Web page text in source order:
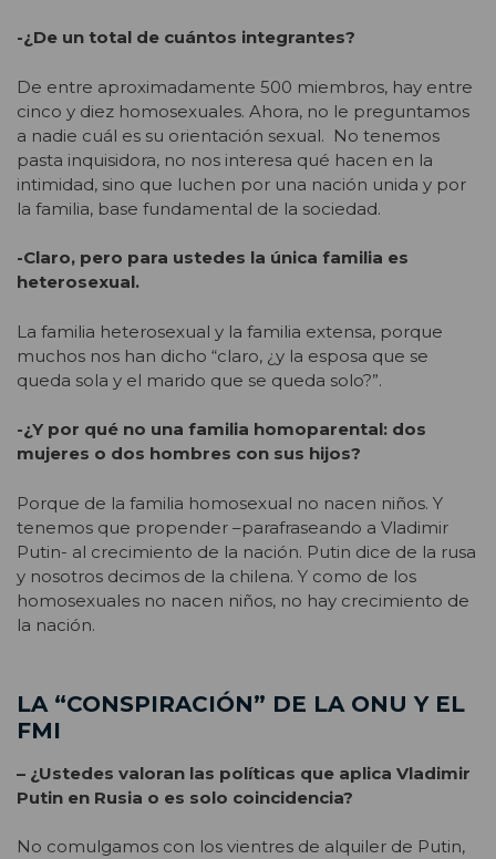
-¿De un total de cuántos integrantes?
De entre aproximadamente 500 miembros, hay entre
cinco y diez homosexuales. Ahora, no le preguntamos
a nadie cuál es su orientación sexual. No tenemos
pasta inquisidora, no nos interesa qué hacen en la
intimidad, sino que luchen por una nación unida y por
la familia, base fundamental de la sociedad.
-Claro, pero para ustedes la única familia es
heterosexual.
La familia heterosexual y la familia extensa, porque
muchos nos han dicho “claro, ¿y la esposa que se
queda sola y el marido que se queda solo?”.
-¿Y por qué no una familia homoparental: dos
mujeres o dos hombres con sus hijos?
Porque de la familia homosexual no nacen niños. Y
tenemos que propender –parafraseando a Vladimir
Putin- al crecimiento de la nación. Putin dice de la rusa
y nosotros decimos de la chilena. Y como de los
homosexuales no nacen niños, no hay crecimiento de
la nación.
LA “CONSPIRACIÓN” DE LA ONU Y EL
FMI
– ¿Ustedes valoran las políticas que aplica Vladimir
Putin en Rusia o es solo coincidencia?
No comulgamos con los vientres de alquiler de Putin,